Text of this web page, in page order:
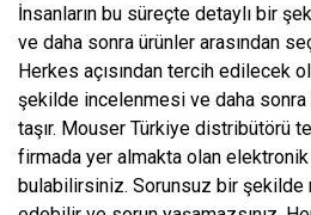
İnsanların bu süreçte detaylı bir
ve daha sonra ürünler arasından
Herkes açısından tercih edilecek
şekilde incelenmesi ve daha
taşır. Mouser Türkiye distribütörü
firmada yer almakta olan
bulabilirsiniz. Sorunsuz bir